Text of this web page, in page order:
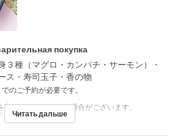
покупка
３種（マグロ・カンパチ・サーモン）・
ス・寿司玉子・香の物
のご予約が必要です。
更させていただく場合がございます。
料』を注文下さい。
Читать дальше